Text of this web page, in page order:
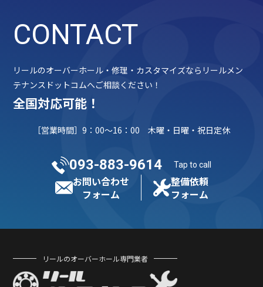
CONTACT
リールのオーバーホール・修理・カスタマイズならリールメン
テナンスドットコムへご相談ください！
全国対応可能！
［営業時間］9：00～16：00 木曜・日曜・祝日定休
093-883-9614 Tap to call
お問い合わせ
フォーム
整備依頼
フォーム
リールのオーバーホール専門業者